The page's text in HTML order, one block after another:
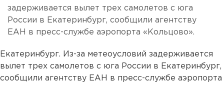
задерживается вылет трех самолетов с юга
России в Екатеринбург, сообщили агентству
ЕАН в пресс-службе аэропорта «Кольцово».
Екатеринбург. Из-за метеоусловий задерживается
вылет трех самолетов с юга России в Екатеринбург,
сообщили агентству ЕАН в пресс-службе аэропорта